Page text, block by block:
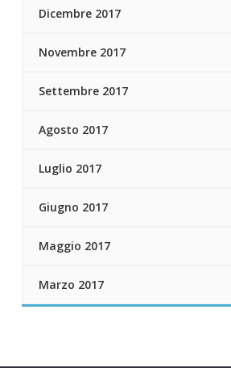
Dicembre 2017
Novembre 2017
Settembre 2017
Agosto 2017
Luglio 2017
Giugno 2017
Maggio 2017
Marzo 2017